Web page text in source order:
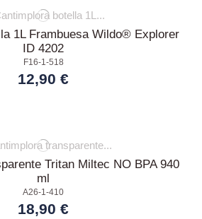
1L Frambuesa Wildo® Explorer
ID 4202
F16-1-518
12,90 €
Tritan Miltec NO BPA 940
ml
A26-1-410
18,90 €